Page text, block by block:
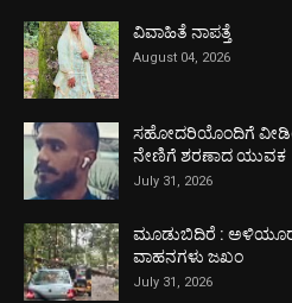
ವಿವಾಹಿತೆ ನಾಪತ್ತೆ
August 04, 2026
ಸಹೋದರಿಯೊಂದಿಗೆ
ನೇಣಿಗೆ ಶರಣಾದ ಯುವಕ
July 31, 2026
ಮೂಡುಬಿದಿರೆ : ಅಳಿಯೂರು
ವಾಹನಗಳು ಜಖಂ
July 31, 2026